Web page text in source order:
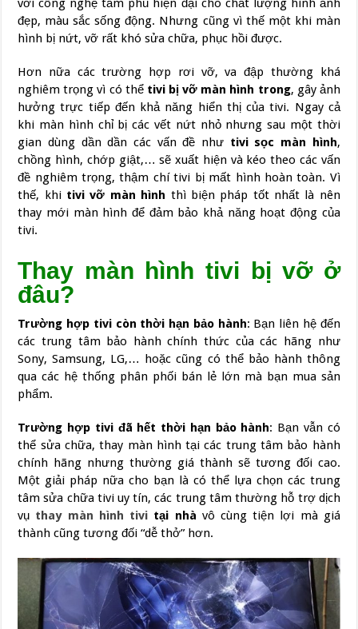
với công nghệ tấm phủ hiện đại cho chất lượng hình ảnh
đẹp, màu sắc sống động. Nhưng cũng vì thế một khi màn
hình bị nứt, vỡ rất khó sửa chữa, phục hồi được.
Hơn nữa các trường hợp rơi vỡ, va đập thường khá
nghiêm trọng vì có thể tivi bị vỡ màn hình trong, gây ảnh
hưởng trực tiếp đến khả năng hiển thị của tivi. Ngay cả
khi màn hình chỉ bị các vết nứt nhỏ nhưng sau một thời
gian dùng dần dần các vấn đề như tivi sọc màn hình,
chồng hình, chớp giật,… sẽ xuất hiện và kéo theo các vấn
đề nghiêm trọng, thậm chí tivi bị mất hình hoàn toàn. Vì
thế, khi tivi vỡ màn hình thì biện pháp tốt nhất là nên
thay mới màn hình để đảm bảo khả năng hoạt động của
tivi.
Thay màn hình tivi bị vỡ ở
đâu?
Trường hợp tivi còn thời hạn bảo hành: Bạn liên hệ đến
các trung tâm bảo hành chính thức của các hãng như
Sony, Samsung, LG,… hoặc cũng có thể bảo hành thông
qua các hệ thống phân phối bán lẻ lớn mà bạn mua sản
phẩm.
Trường hợp tivi đã hết thời hạn bảo hành: Bạn vẫn có
thể sửa chữa, thay màn hình tại các trung tâm bảo hành
chính hãng nhưng thường giá thành sẽ tương đối cao.
Một giải pháp nữa cho bạn là có thể lựa chọn các trung
tâm sửa chữa tivi uy tín, các trung tâm thường hỗ trợ dịch
vụ thay màn hình tivi tại nhà vô cùng tiện lợi mà giá
thành cũng tương đối “dễ thở” hơn.